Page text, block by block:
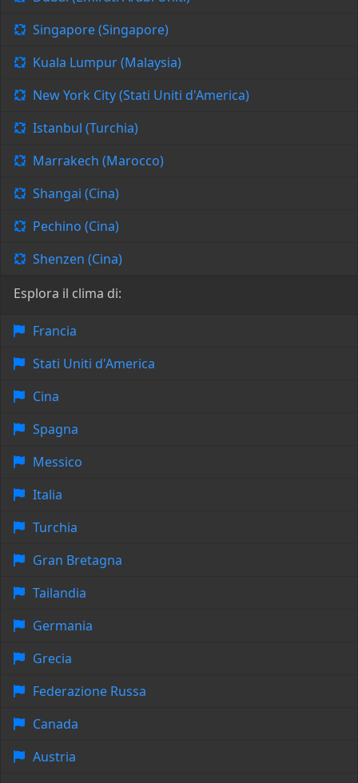
Singapore (Singapore)
Kuala Lumpur (Malaysia)
New York City (Stati Uniti d'America)
Istanbul (Turchia)
Marrakech (Marocco)
Shangai (Cina)
Pechino (Cina)
Shenzen (Cina)
Esplora il clima di:
Francia
Stati Uniti d'America
Cina
Spagna
Messico
Italia
Turchia
Gran Bretagna
Tailandia
Germania
Grecia
Federazione Russa
Canada
Austria